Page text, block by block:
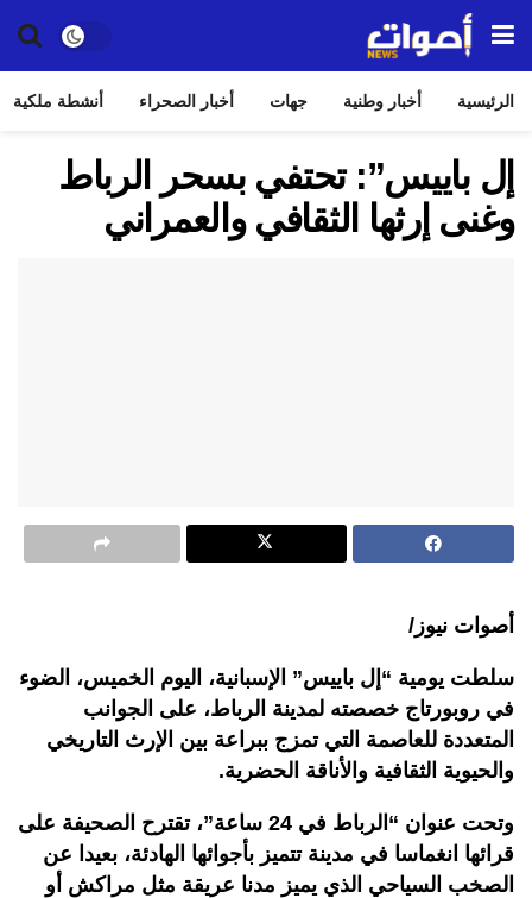
الرئيسية أخبار وطنية جهات أخبار الصحراء أنشطة ملكية
إل باييس”: تحتفي بسحر الرباط
وغنى إرثها الثقافي والعمراني
أصوات نيوز/
سلطت يومية “إل باييس” الإسبانية، اليوم الخميس، الضوء
في روبورتاج خصصته لمدينة الرباط، على الجوانب
المتعددة للعاصمة التي تمزج ببراعة بين الإرث التاريخي
والحيوية الثقافية والأناقة الحضرية.
وتحت عنوان “الرباط في 24 ساعة”، تقترح الصحيفة على
قرائها انغماسا في مدينة تتميز بأجوائها الهادئة، بعيدا عن
الصخب السياحي الذي يميز مدنا عريقة مثل مراكش أو